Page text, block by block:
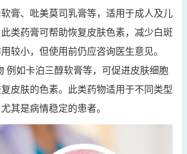
膏、吡美莫司乳膏等，适用于成人及儿
类药膏可帮助恢复皮肤色素，减少白斑
较小，但使用前仍应咨询医生意见。
例如卡泊三醇软膏等，可促进皮肤细胞
皮肤的色素。此类药物适用于不同类型
其是病情稳定的患者。